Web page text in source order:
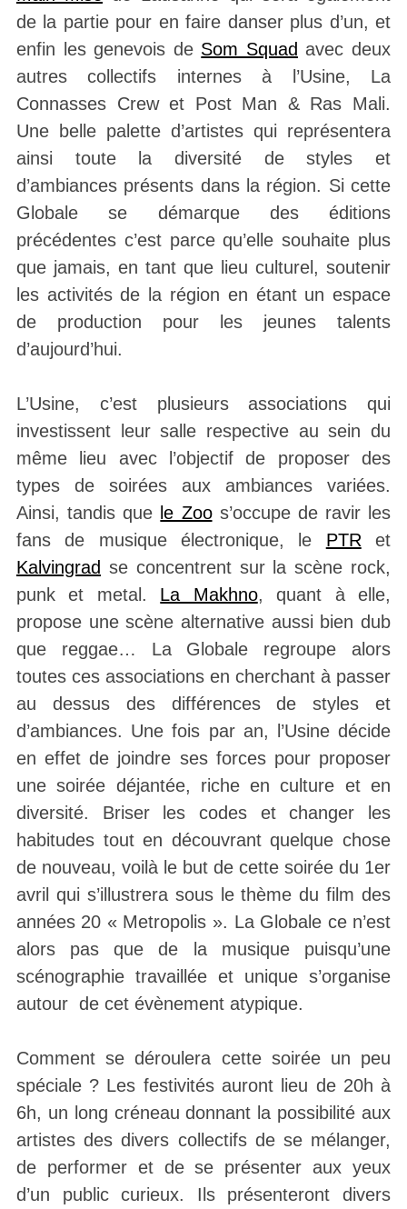
de la partie pour en faire danser plus d’un, et
enfin les genevois de Som Squad avec deux
autres collectifs internes à l’Usine, La
Connasses Crew et Post Man & Ras Mali.
Une belle palette d’artistes qui représentera
ainsi toute la diversité de styles et
d’ambiances présents dans la région. Si cette
Globale se démarque des éditions
précédentes c’est parce qu’elle souhaite plus
que jamais, en tant que lieu culturel, soutenir
les activités de la région en étant un espace
de production pour les jeunes talents
d’aujourd’hui.
L’Usine, c’est plusieurs associations qui
investissent leur salle respective au sein du
même lieu avec l’objectif de proposer des
types de soirées aux ambiances variées.
Ainsi, tandis que le Zoos’occupe de ravir les
fans de musique électronique, le PTR et
Kalvingrad se concentrent sur la scène rock,
punk et metal. La Makhno, quant à elle,
propose une scène alternative aussi bien dub
que reggae… La Globale regroupe alors
toutes ces associations en cherchant à passer
au dessus des différences de styles et
d’ambiances. Une fois par an, l’Usine décide
en effet de joindre ses forces pour proposer
une soirée déjantée, riche en culture et en
diversité. Briser les codes et changer les
habitudes tout en découvrant quelque chose
de nouveau, voilà le but de cette soirée du 1er
avril qui s’illustrera sous le thème du film des
années 20 « Metropolis ». La Globale ce n’est
alors pas que de la musique puisqu’une
scénographie travaillée et unique s’organise
autour de cet évènement atypique.
Comment se déroulera cette soirée un peu
spéciale ? Les festivités auront lieu de 20h à
6h, un long créneau donnant la possibilité aux
artistes des divers collectifs de se mélanger,
de performer et de se présenter aux yeux
d’un public curieux. Ils présenteront divers